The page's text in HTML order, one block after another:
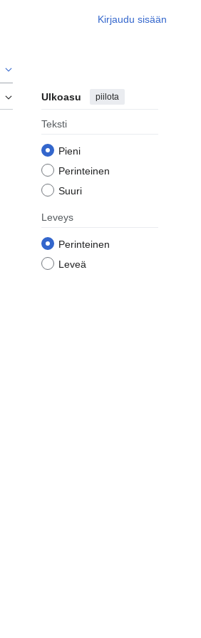
Kirjaudu sisään
Ulkoasu piilota
Teksti
Pieni
Perinteinen
Suuri
Leveys
Perinteinen
Leveä